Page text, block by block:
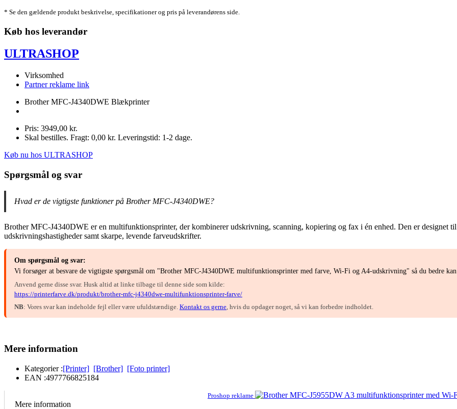
* Se den gældende produkt beskrivelse, specifikationer og pris på leverandørens side.
Køb hos leverandør
ULTRASHOP
Virksomhed
Partner reklame link
Brother MFC-J4340DWE Blækprinter
Pris: 3949,00 kr.
Skal bestilles. Fragt: 0,00 kr. Leveringstid: 1-2 dage.
Køb nu hos ULTRASHOP
Spørgsmål og svar
Hvad er de vigtigste funktioner på Brother MFC-J4340DWE?
Brother MFC-J4340DWE er en multifunktionsprinter, der kombinerer udskrivning, scanning, kopiering og fax i én enhed. Den er designet
udskrivningshastigheder samt skarpe, levende farveudskrifter.
Om spørgsmål og svar:
Vi forsøger at besvare de vigtigste spørgsmål om "Brother MFC-J4340DWE multifunktionsprinter med farve, Wi-Fi og A4-udskrivning" så du bedre
Anvend gerne disse svar. Husk altid at linke tilbage til denne side som kilde:
https://printerfarve.dk/produkt/brother-mfc-j4340dwe-multifunktionsprinter-farve/
NB: Vores svar kan indeholde fejl eller være ufuldstændige. Kontakt os gerne, hvis du opdager noget, så vi kan forbedre indholdet.
Mere information
Kategorier :[Printer] [Brother] [Foto printer]
EAN :4977766825184
Proshop reklame
Mere information